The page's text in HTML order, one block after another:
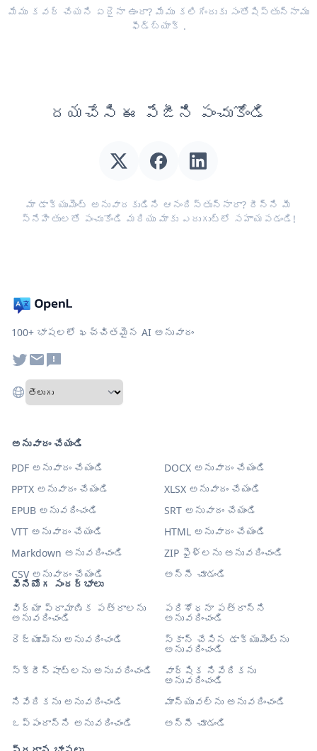
మేము కవర్ చేయని ఏదైనా ఉందా? మేము కలిగేందుకు సంతోషిస్తున్నాము
ఫీడ్‌బ్యాక్ .
దయచేసి ఈ పేజీని పంచుకోండి
మా డాక్యుమెంట్ అనువాదకుడిని ఆనందిస్తున్నారా? దీన్ని మీ
స్నేహితులతో పంచుకోండి మరియు మాకు ఎదుగుట్లో సహాయపడండి!
100+ భాషలలో ఖచ్చితమైన AI అనువాదం
వినియోగ సందర్భాలు
విద్యా ప్రామాణిక పత్రాలను
అనువదించండి
పరిశోధనా పత్రాన్ని
అనువదించండి
రెజ్యూమ్‌ను అనువదించండి
స్కాన్ చేసిన డాక్యుమెంట్‌ను
అనువదించండి
స్క్రీన్‌షాట్‌లను అనువదించండి
వార్షిక నివేదికను
అనువదించండి
నివేదికను అనువదించండి
మాన్యువల్‌ను అనువదించండి
ఒప్పందాన్ని అనువదించండి
అన్నీ చూడండి
అనువాదం చేయండి
PDF అనువాదం చేయండి
DOCX అనువాదం చేయండి
PPTX అనువాదం చేయండి
XLSX అనువాదం చేయండి
EPUB అనువదించండి
SRT అనువాదం చేయండి
VTT అనువాదం చేయండి
HTML అనువాదం చేయండి
Markdown అనువదించండి
ZIP ఫైళ్లను అనువదించండి
CSV అనువాదం చేయండి
అన్నీ చూడండి